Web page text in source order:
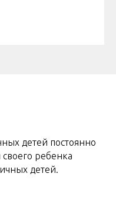
детей постоянно
ребенка
детей.